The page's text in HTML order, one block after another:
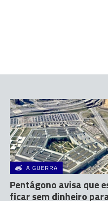
A GUERRA
Pentágono avisa que
ficar sem dinheiro